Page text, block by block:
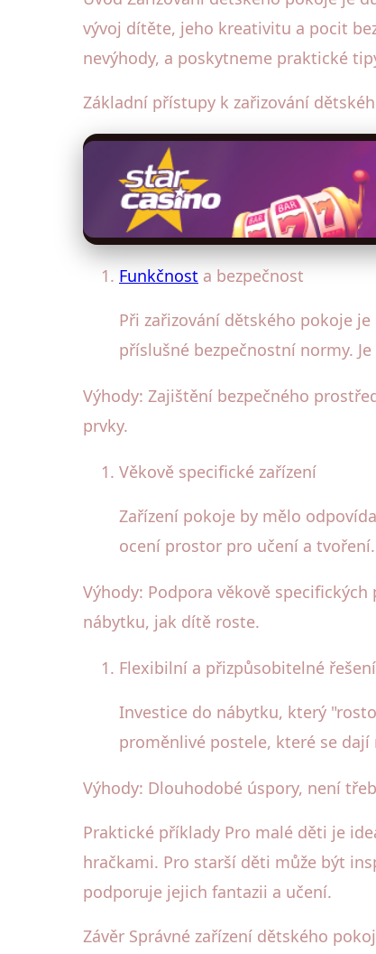
vývoj dítěte, jeho kreativitu a pocit
nevýhody, a poskytneme praktické
Základní přístupy k zařizování
Funkčnost a bezpečnost
Při zařizování dětského pokoje
příslušné bezpečnostní normy.
Výhody: Zajištění bezpečného
prvky.
Věkově specifické zařízení
Zařízení pokoje by mělo
ocení prostor pro učení a tvoření.
Výhody: Podpora věkově
nábytku, jak dítě roste.
Flexibilní a přizpůsobitelné řešení
Investice do nábytku, který
proměnlivé postele, které se
Výhody: Dlouhodobé úspory, není
Praktické příklady Pro malé děti je
hračkami. Pro starší děti může být
podporuje jejich fantazii a učení.
Závěr Správné zařízení dětského